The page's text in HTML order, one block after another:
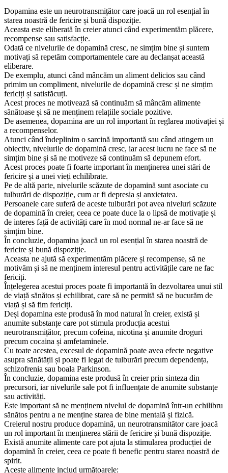
Dopamina este un neurotransmițător care joacă un rol esențial în
starea noastră de fericire și bună dispoziție.
Aceasta este eliberată în creier atunci când experimentăm plăcere,
recompense sau satisfacție.
Odată ce nivelurile de dopamină cresc, ne simțim bine și suntem
motivați să repetăm comportamentele care au declanșat această
eliberare.
De exemplu, atunci când mâncăm un aliment delicios sau când
primim un compliment, nivelurile de dopamină cresc și ne simțim
fericiți și satisfăcuți.
Acest proces ne motivează să continuăm să mâncăm alimente
sănătoase și să ne menținem relațiile sociale pozitive.
De asemenea, dopamina are un rol important în reglarea motivației și
a recompenselor.
Atunci când îndeplinim o sarcină importantă sau când atingem un
obiectiv, nivelurile de dopamină cresc, iar acest lucru ne face să ne
simțim bine și să ne motiveze să continuăm să depunem efort.
Acest proces poate fi foarte important în menținerea unei stări de
fericire și a unei vieți echilibrate.
Pe de altă parte, nivelurile scăzute de dopamină sunt asociate cu
tulburări de dispoziție, cum ar fi depresia și anxietatea.
Persoanele care suferă de aceste tulburări pot avea niveluri scăzute
de dopamină în creier, ceea ce poate duce la o lipsă de motivație și
de interes față de activități care în mod normal ne-ar face să ne
simțim bine.
În concluzie, dopamina joacă un rol esențial în starea noastră de
fericire și bună dispoziție.
Aceasta ne ajută să experimentăm plăcere și recompense, să ne
motivăm și să ne menținem interesul pentru activitățile care ne fac
fericiți.
Înțelegerea acestui proces poate fi importantă în dezvoltarea unui stil
de viață sănătos și echilibrat, care să ne permită să ne bucurăm de
viață și să fim fericiți.
Deși dopamina este produsă în mod natural în creier, există și
anumite substanțe care pot stimula producția acestui
neurotransmițător, precum cofeina, nicotina și anumite droguri
precum cocaina și amfetaminele.
Cu toate acestea, excesul de dopamină poate avea efecte negative
asupra sănătății și poate fi legat de tulburări precum dependența,
schizofrenia sau boala Parkinson.
În concluzie, dopamina este produsă în creier prin sinteza din
precursori, iar nivelurile sale pot fi influențate de anumite substanțe
sau activități.
Este important să ne menținem nivelul de dopamină într-un echilibru
sănătos pentru a ne menține starea de bine mentală și fizică.
Creierul nostru produce dopamină, un neurotransmitător care joacă
un rol important în menținerea stării de fericire și bună dispoziție.
Există anumite alimente care pot ajuta la stimularea producției de
dopamină în creier, ceea ce poate fi benefic pentru starea noastră de
spirit.
Aceste alimente includ următoarele: